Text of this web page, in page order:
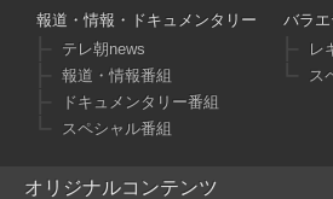
報道・情報・ドキュメンタリー
テレ朝news
報道・情報番組
ドキュメンタリー番組
スペシャル番組
バラエ
レ
ス
オリジナルコンテンツ